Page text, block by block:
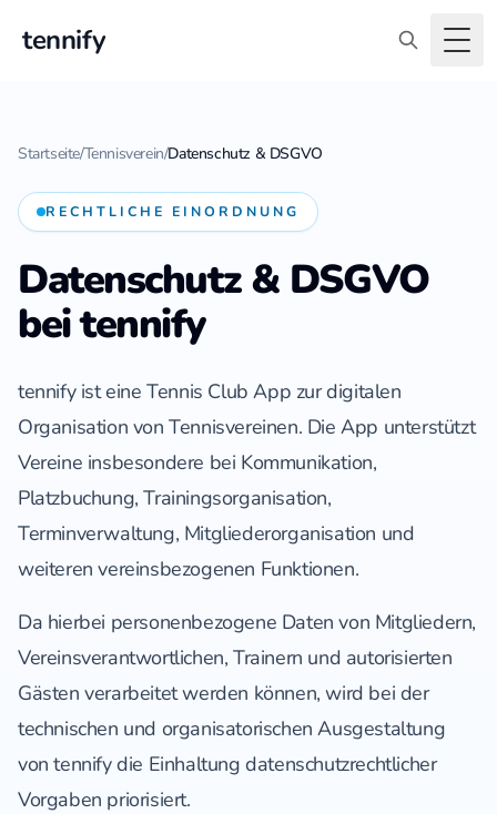
tennify
Startseite/Tennisverein/Datenschutz & DSGVO
RECHTLICHE EINORDNUNG
Datenschutz & DSGVO
bei tennify
tennify ist eine Tennis Club App zur digitalen
Organisation von Tennisvereinen. Die App unterstützt
Vereine insbesondere bei Kommunikation,
Platzbuchung, Trainingsorganisation,
Terminverwaltung, Mitgliederorganisation und
weiteren vereinsbezogenen Funktionen.
Da hierbei personenbezogene Daten von Mitgliedern,
Vereinsverantwortlichen, Trainern und autorisierten
Gästen verarbeitet werden können, wird bei der
technischen und organisatorischen Ausgestaltung
von tennify die Einhaltung datenschutzrechtlicher
Vorgaben priorisiert.